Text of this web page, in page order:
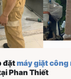
đặtmáy giặt công
Phan Thiết